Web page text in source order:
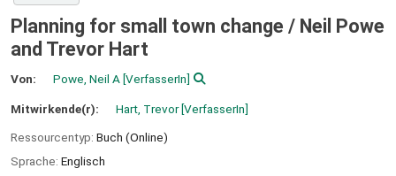
Planning for small town change / Neil Powe
and Trevor Hart
Von: Powe, Neil A [VerfasserIn]
Mitwirkende(r): Hart, Trevor[VerfasserIn]
Ressourcentyp: Buch (Online)
Sprache: Englisch